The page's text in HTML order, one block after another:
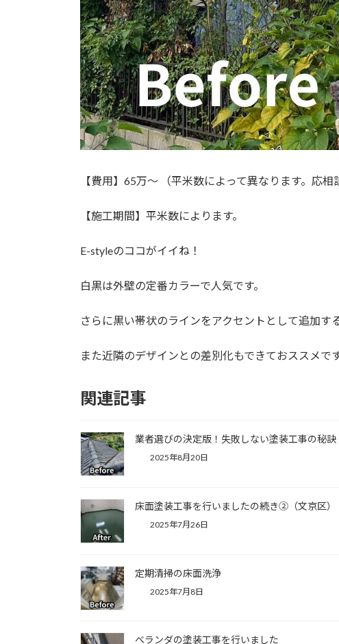
【費用】65万〜 （平米数によって異なります。応相
【施工期間】平米数によります。
E-styleのココがイイね！
白黒は外壁の定番カラーで人気です。
さらに黒い帯状のラインをアクセントとして追加す
また近隣のデザインとの差別化もできておススメです
関連記事
業者選びの決定版！失敗しない塗装工事の秘訣
2025年8月20日
床面塗装工事を行いましたの続き②（文京区）
2025年7月26日
定期清掃の床面洗浄
2025年7月8日
ベランダの塗装工事を行いました